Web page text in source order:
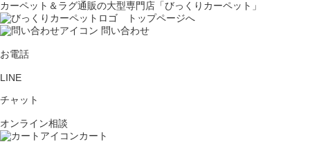
カーペット＆ラグ通販の大型専門店「びっくりカーペット」
問い合わせ
お電話
LINE
チャット
オンライン相談
カート